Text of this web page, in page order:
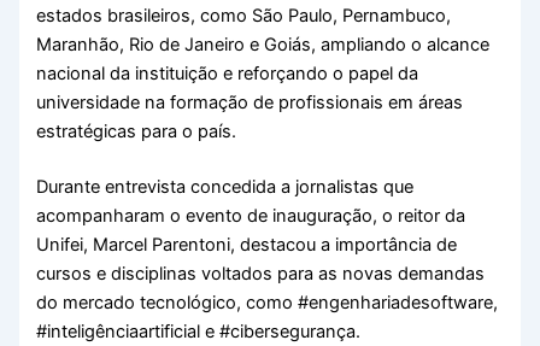
estados brasileiros, como São Paulo, Pernambuco,
Maranhão, Rio de Janeiro e Goiás, ampliando o alcance
nacional da instituição e reforçando o papel da
universidade na formação de profissionais em áreas
estratégicas para o país.
Durante entrevista concedida a jornalistas que
acompanharam o evento de inauguração, o reitor da
Unifei, Marcel Parentoni, destacou a importância de
cursos e disciplinas voltados para as novas demandas
do mercado tecnológico, como #engenhariadesoftware,
#inteligênciaartificial e #cibersegurança.